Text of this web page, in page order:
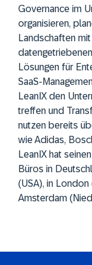
Governance im
organisieren,
Landschaften
Lösungen für
SaaS-
LeanIX den
treffen und
nutzen bereits
wie Adidas,
LeanIX hat
Büros in
(USA), in London
Amsterdam